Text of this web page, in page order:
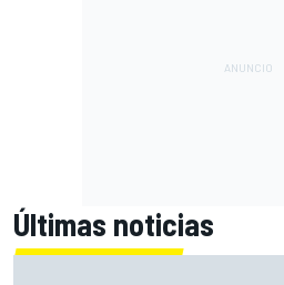
Últimas noticias